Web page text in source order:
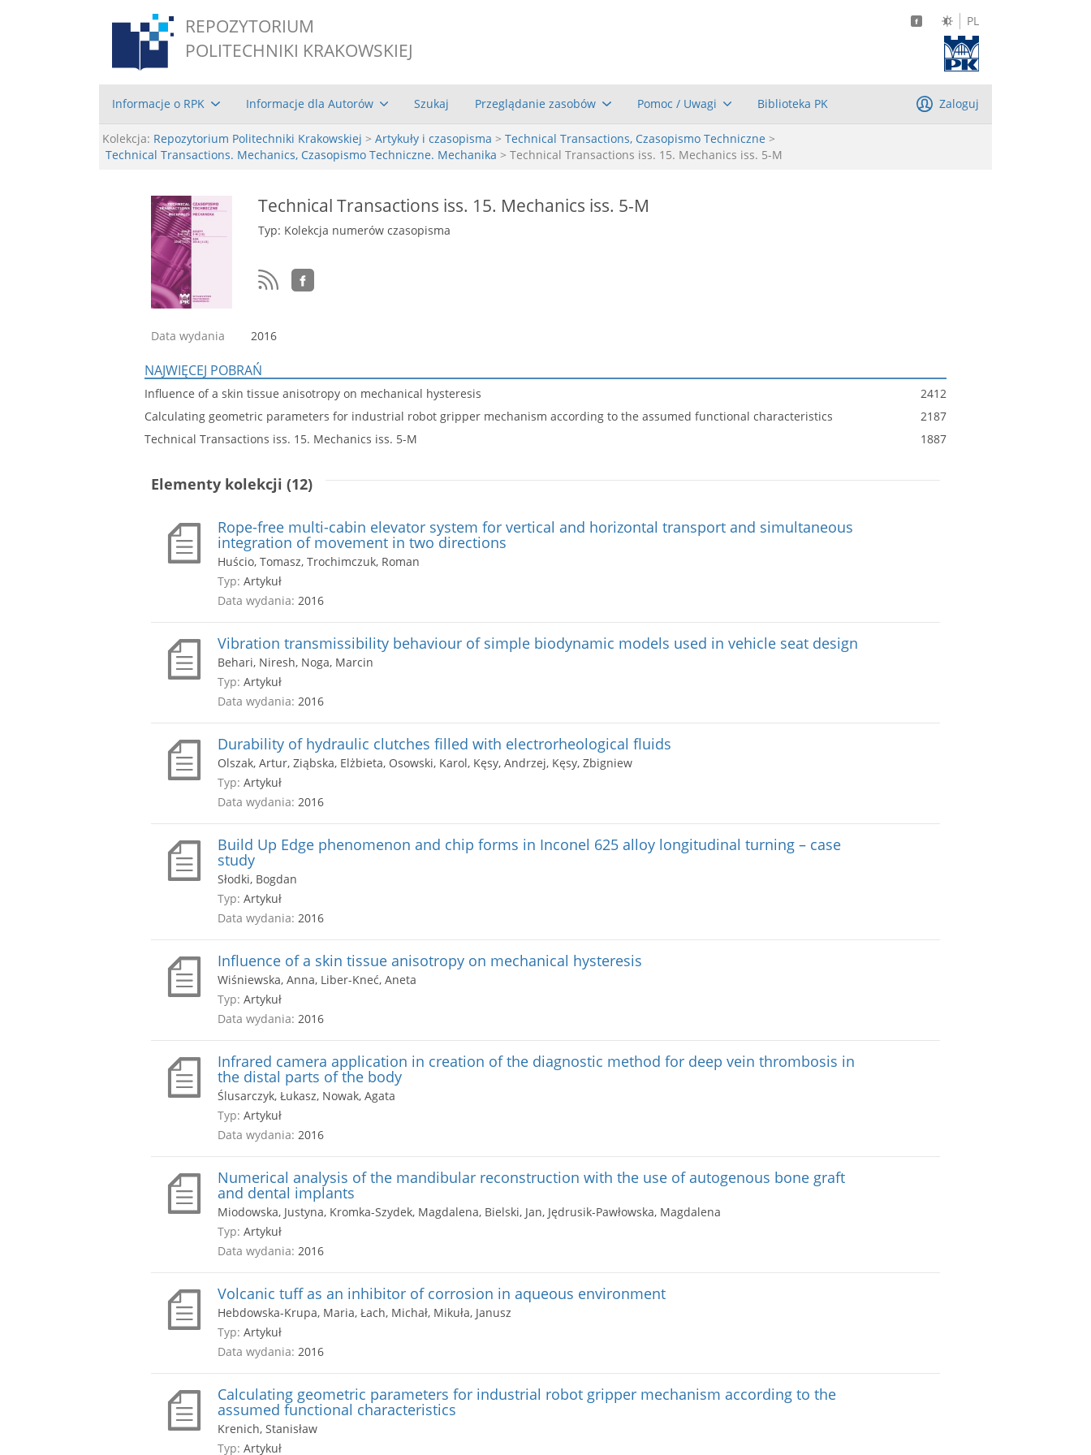
REPOZYTORIUM
POLITECHNIKI KRAKOWSKIEJ
PL
Informacje o RPK Informacje dla Autorów Szukaj Przeglądanie zasobów Pomoc / Uwagi Biblioteka PK Zaloguj
Kolekcja: Repozytorium Politechniki Krakowskiej > Artykuły i czasopisma > Technical Transactions, Czasopismo Techniczne >
Technical Transactions. Mechanics, Czasopismo Techniczne. Mechanika > Technical Transactions iss. 15. Mechanics iss. 5-M
Technical Transactions iss. 15. Mechanics iss. 5-M
Typ: Kolekcja numerów czasopisma
Data wydania 2016
NAJWIĘCEJ POBRAŃ
Influence of a skin tissue anisotropy on mechanical hysteresis
2412
Calculating geometric parameters for industrial robot gripper mechanism according to the assumed functional characteristics
2187
Technical Transactions iss. 15. Mechanics iss. 5-M
1887
Elementy kolekcji (12)
Rope-free multi-cabin elevator system for vertical and horizontal transport and simultaneous
integration of movement in two directions
Huścio, Tomasz, Trochimczuk, Roman
Typ: Artykuł
Data wydania: 2016
Vibration transmissibility behaviour of simple biodynamic models used in vehicle seat design
Behari, Niresh, Noga, Marcin
Typ: Artykuł
Data wydania: 2016
Durability of hydraulic clutches filled with electrorheological fluids
Olszak, Artur, Ziąbska, Elżbieta, Osowski, Karol, Kęsy, Andrzej, Kęsy, Zbigniew
Typ: Artykuł
Data wydania: 2016
Build Up Edge phenomenon and chip forms in Inconel 625 alloy longitudinal turning – case
study
Słodki, Bogdan
Typ: Artykuł
Data wydania: 2016
Influence of a skin tissue anisotropy on mechanical hysteresis
Wiśniewska, Anna, Liber-Kneć, Aneta
Typ: Artykuł
Data wydania: 2016
Infrared camera application in creation of the diagnostic method for deep vein thrombosis in
the distal parts of the body
Ślusarczyk, Łukasz, Nowak, Agata
Typ: Artykuł
Data wydania: 2016
Numerical analysis of the mandibular reconstruction with the use of autogenous bone graft
and dental implants
Miodowska, Justyna, Kromka-Szydek, Magdalena, Bielski, Jan, Jędrusik-Pawłowska, Magdalena
Typ: Artykuł
Data wydania: 2016
Volcanic tuff as an inhibitor of corrosion in aqueous environment
Hebdowska-Krupa, Maria, Łach, Michał, Mikuła, Janusz
Typ: Artykuł
Data wydania: 2016
Calculating geometric parameters for industrial robot gripper mechanism according to the
assumed functional characteristics
Krenich, Stanisław
Typ: Artykuł